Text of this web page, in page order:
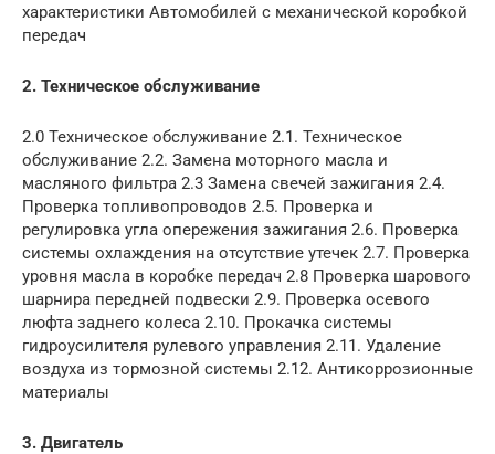
характеристики Автомобилей с механической коробкой
передач
2. Техническое обслуживание
2.0 Техническое обслуживание 2.1. Техническое
обслуживание 2.2. Замена моторного масла и
масляного фильтра 2.3 Замена свечей зажигания 2.4.
Проверка топливопроводов 2.5. Проверка и
регулировка угла опережения зажигания 2.6. Проверка
системы охлаждения на отсутствие утечек 2.7. Проверка
уровня масла в коробке передач 2.8 Проверка шарового
шарнира передней подвески 2.9. Проверка осевого
люфта заднего колеса 2.10. Прокачка системы
гидроусилителя рулевого управления 2.11. Удаление
воздуха из тормозной системы 2.12. Антикоррозионные
материалы
3. Двигатель